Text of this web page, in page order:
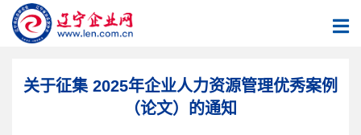
关于征集 2025年企业人力资源管理优秀案例
（论文）的通知